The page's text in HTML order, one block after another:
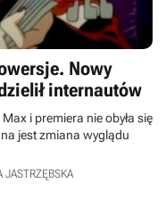
Nowy
internautów
i premiera nie obyła się
jest zmiana wyglądu
JASTRZĘBSKA